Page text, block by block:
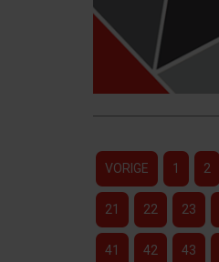
VORIGE 1 2
21 22 23
41 42 43